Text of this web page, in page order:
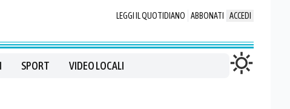
LEGGI IL QUOTIDIANO ABBONATI ACCEDI
SPORT VIDEO LOCALI